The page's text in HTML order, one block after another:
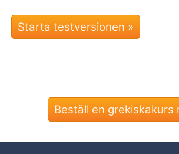
Beställ en grekiskakurs